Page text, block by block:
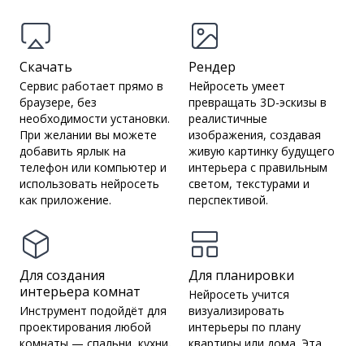
Скачать
Сервис работает прямо в
браузере, без
необходимости установки.
При желании вы можете
добавить ярлык на
телефон или компьютер и
использовать нейросеть
как приложение.
Рендер
Нейросеть умеет
превращать 3D-эскизы в
реалистичные
изображения, создавая
живую картинку будущего
интерьера с правильным
светом, текстурами и
перспективой.
Для создания
интерьера комнат
Инструмент подойдёт для
проектирования любой
комнаты — спальни, кухни,
Для планировки
Нейросеть учится
визуализировать
интерьеры по плану
квартиры или дома. Эта